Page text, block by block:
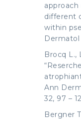
different
within
Dermatol
Brocq L.,
Ann
32, 97 –
Bergner